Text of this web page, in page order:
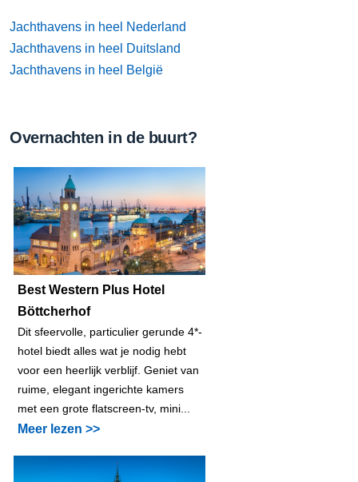
Jachthavens in heel Nederland
Jachthavens in heel Duitsland
Jachthavens in heel België
Overnachten in de buurt?
Best Western Plus Hotel
Böttcherhof
Dit sfeervolle, particulier gerunde 4*-
hotel biedt alles wat je nodig hebt
voor een heerlijk verblijf. Geniet van
ruime, elegant ingerichte kamers
met een grote flatscreen-tv, mini...
Meer lezen >>